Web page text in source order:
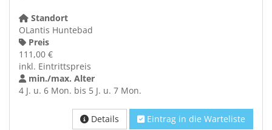
Standort
OLantis Huntebad
Preis
111,00 €
inkl. Eintrittspreis
min./max. Alter
4 J. u. 6 Mon. bis 5 J. u. 7 Mon.
Details Eintrag in die Warteliste